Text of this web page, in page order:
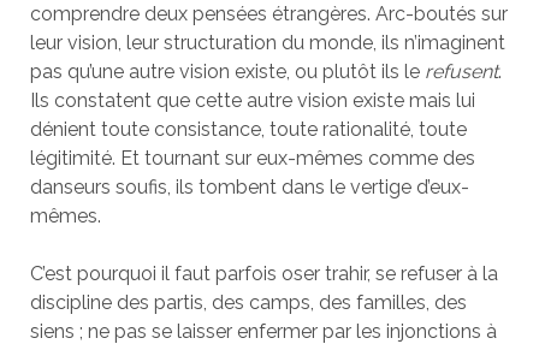
comprendre deux pensées étrangères. Arc-boutés sur
leur vision, leur structuration du monde, ils n’imaginent
pas qu’une autre vision existe, ou plutôt ils le refusent.
Ils constatent que cette autre vision existe mais lui
dénient toute consistance, toute rationalité, toute
légitimité. Et tournant sur eux-mêmes comme des
danseurs soufis, ils tombent dans le vertige d’eux-
mêmes.
C’est pourquoi il faut parfois oser trahir, se refuser à la
discipline des partis, des camps, des familles, des
siens ; ne pas se laisser enfermer par les injonctions à